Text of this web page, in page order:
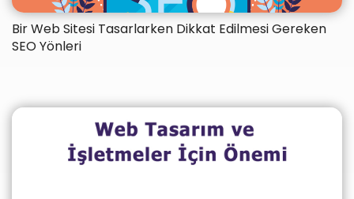
Bir Web Sitesi Tasarlarken Dikkat Edilmesi Gereken
SEO Yönleri